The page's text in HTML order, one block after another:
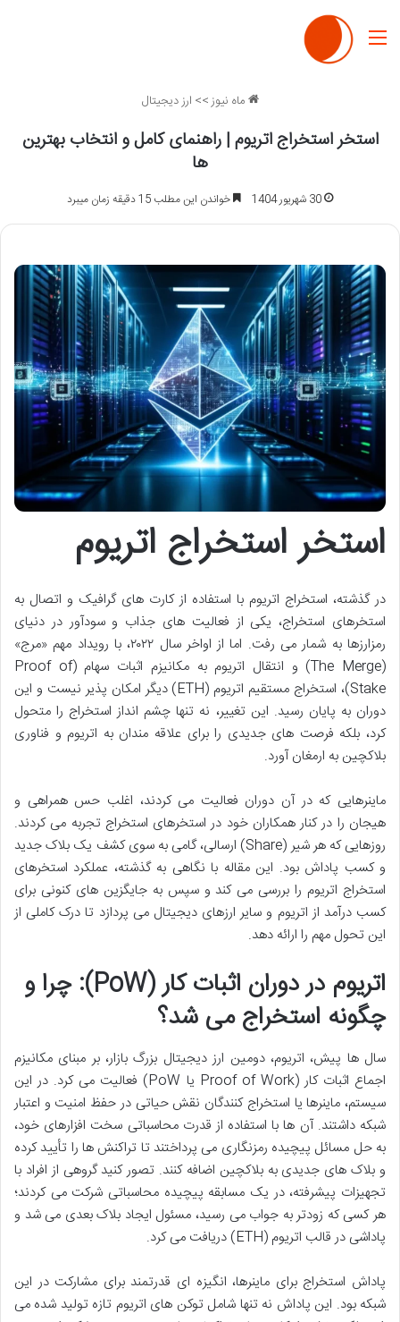
منو
ماه نیوز>> ارز دیجیتال
استخر استخراج اتریوم | راهنمای کامل و انتخاب بهترین
ها
30 شهریور 1404 خواندن این مطلب 15 دقیقه زمان میبرد
استخر استخراج اتریوم
در گذشته، استخراج اتریوم با استفاده از کارت های گرافیک و اتصال به
استخرهای استخراج، یکی از فعالیت های جذاب و سودآور در دنیای
رمزارزها به شمار می رفت. اما از اواخر سال ۲۰۲۲، با رویداد مهم «مرج»
(The Merge) و انتقال اتریوم به مکانیزم اثبات سهام (Proof of
Stake)، استخراج مستقیم اتریوم (ETH) دیگر امکان پذیر نیست و این
دوران به پایان رسید. این تغییر، نه تنها چشم انداز استخراج را متحول
کرد، بلکه فرصت های جدیدی را برای علاقه مندان به اتریوم و فناوری
بلاکچین به ارمغان آورد.
ماینرهایی که در آن دوران فعالیت می کردند، اغلب حس همراهی و
هیجان را در کنار همکاران خود در استخرهای استخراج تجربه می کردند.
روزهایی که هر شیر (Share) ارسالی، گامی به سوی کشف یک بلاک جدید
و کسب پاداش بود. این مقاله با نگاهی به گذشته، عملکرد استخرهای
استخراج اتریوم را بررسی می کند و سپس به جایگزین های کنونی برای
کسب درآمد از اتریوم و سایر ارزهای دیجیتال می پردازد تا درک کاملی از
این تحول مهم را ارائه دهد.
اتریوم در دوران اثبات کار (PoW): چرا و
چگونه استخراج می شد؟
سال ها پیش، اتریوم، دومین ارز دیجیتال بزرگ بازار، بر مبنای مکانیزم
اجماع اثبات کار (Proof of Work یا PoW) فعالیت می کرد. در این
سیستم، ماینرها یا استخراج کنندگان نقش حیاتی در حفظ امنیت و اعتبار
شبکه داشتند. آن ها با استفاده از قدرت محاسباتی سخت افزارهای خود،
به حل مسائل پیچیده رمزنگاری می پرداختند تا تراکنش ها را تأیید کرده
و بلاک های جدیدی به بلاکچین اضافه کنند. تصور کنید گروهی از افراد با
تجهیزات پیشرفته، در یک مسابقه پیچیده محاسباتی شرکت می کردند؛
هر کسی که زودتر به جواب می رسید، مسئول ایجاد بلاک بعدی می شد و
پاداشی در قالب اتریوم (ETH) دریافت می کرد.
پاداش استخراج برای ماینرها، انگیزه ای قدرتمند برای مشارکت در این
شبکه بود. این پاداش نه تنها شامل توکن های اتریوم تازه تولید شده می